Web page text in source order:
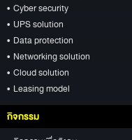
• Cyber security
• UPS solution
• Data protection
• Networking solution
• Cloud solution
• Leasing model
กิจกรรม